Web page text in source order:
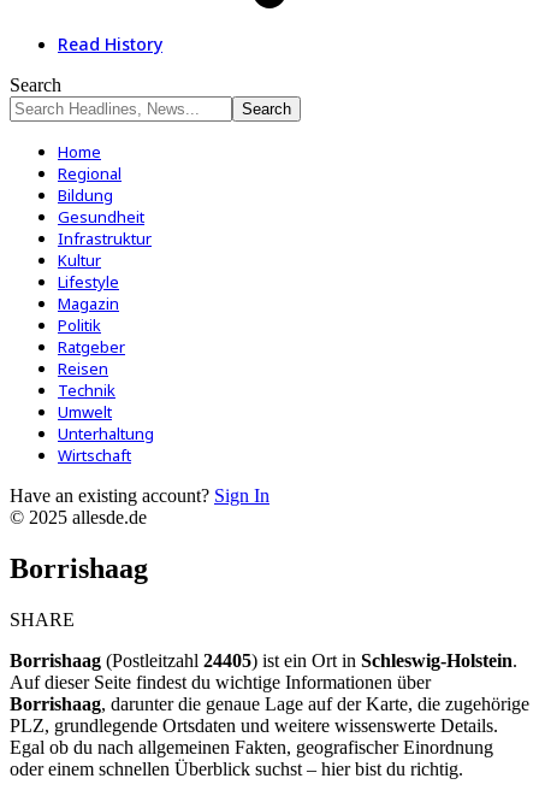
Read History
Search
Home
Regional
Bildung
Gesundheit
Infrastruktur
Kultur
Lifestyle
Magazin
Politik
Ratgeber
Reisen
Technik
Umwelt
Unterhaltung
Wirtschaft
Have an existing account? Sign In
© 2025 allesde.de
Borrishaag
SHARE
Borrishaag (Postleitzahl 24405) ist ein Ort in Schleswig-Holstein.
Auf dieser Seite findest du wichtige Informationen über
Borrishaag, darunter die genaue Lage auf der Karte, die zugehörige
PLZ, grundlegende Ortsdaten und weitere wissenswerte Details.
Egal ob du nach allgemeinen Fakten, geografischer Einordnung
oder einem schnellen Überblick suchst – hier bist du richtig.